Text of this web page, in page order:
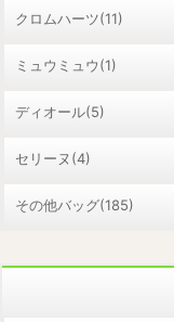
クロムハーツ(11)
ミュウミュウ(1)
ディオール(5)
セリーヌ(4)
その他バッグ(185)